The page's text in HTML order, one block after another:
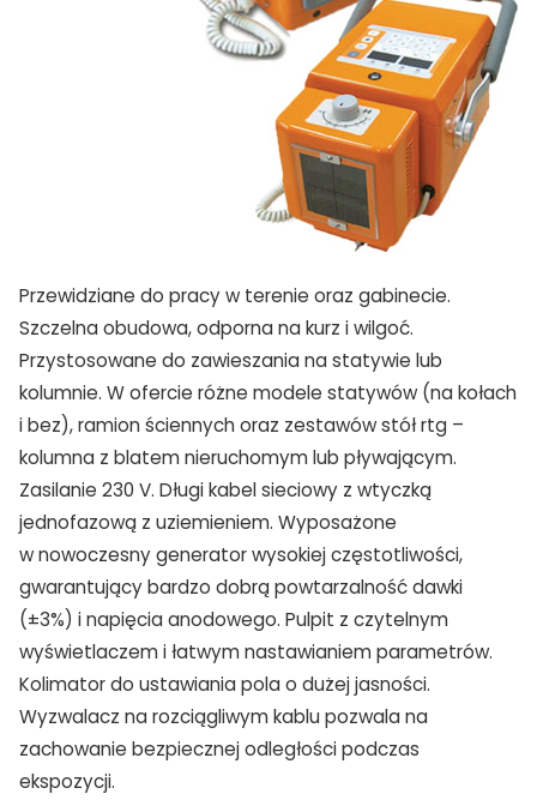
Przewidziane do pracy w terenie oraz gabinecie.
Szczelna obudowa, odporna na kurz i wilgoć.
Przystosowane do zawieszania na statywie lub
kolumnie. W ofercie różne modele statywów (na kołach
i bez), ramion ściennych oraz zestawów stół rtg –
kolumna z blatem nieruchomym lub pływającym.
Zasilanie 230 V. Długi kabel sieciowy z wtyczką
jednofazową z uziemieniem. Wyposażone
w nowoczesny generator wysokiej częstotliwości,
gwarantujący bardzo dobrą powtarzalność dawki
(±3%) i napięcia anodowego. Pulpit z czytelnym
wyświetlaczem i łatwym nastawianiem parametrów.
Kolimator do ustawiania pola o dużej jasności.
Wyzwalacz na rozciągliwym kablu pozwala na
zachowanie bezpiecznej odległości podczas
ekspozycji.